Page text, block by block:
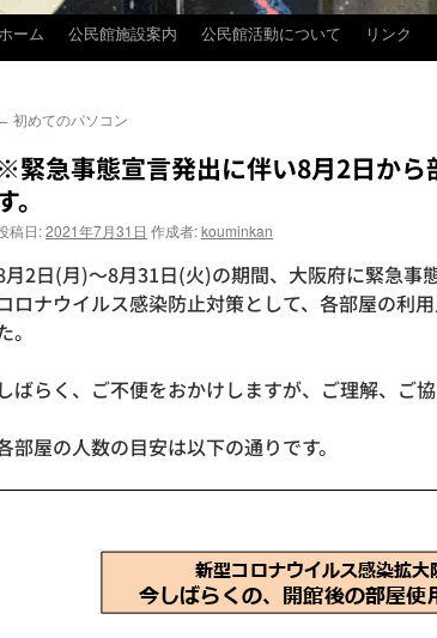
ーム 公民館施設案内 公民館活動について リンク
初めてのパソコン
※緊急事態宣言発出に伴い8月2日から
。
稿日:2021年7月31日 作成者:kouminkan
月2日(月)～8月31日(火)の期間、大阪府に緊急事
ロナウイルス感染防止対策として、各部屋の利
。
しばらく、ご不便をおかけしますが、ご理解、ご
部屋の人数の目安は以下の通りです。